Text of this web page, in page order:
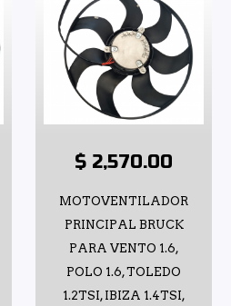
$ 2,570.00
MOTOVENTILADOR
PRINCIPAL BRUCK
PARA VENTO 1.6,
POLO 1.6, TOLEDO
1.2TSI, IBIZA 1.4TSI,